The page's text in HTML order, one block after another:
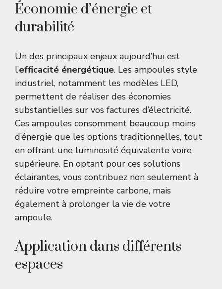
Économie d’énergie et
durabilité
Un des principaux enjeux aujourd’hui est
l’efficacité énergétique. Les ampoules style
industriel, notamment les modèles LED,
permettent de réaliser des économies
substantielles sur vos factures d’électricité.
Ces ampoules consomment beaucoup moins
d’énergie que les options traditionnelles, tout
en offrant une luminosité équivalente voire
supérieure. En optant pour ces solutions
éclairantes, vous contribuez non seulement à
réduire votre empreinte carbone, mais
également à prolonger la vie de votre
ampoule.
Application dans différents
espaces